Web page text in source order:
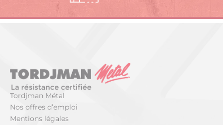
Tordjman Métal
Nos offres d’emploi
Mentions légales